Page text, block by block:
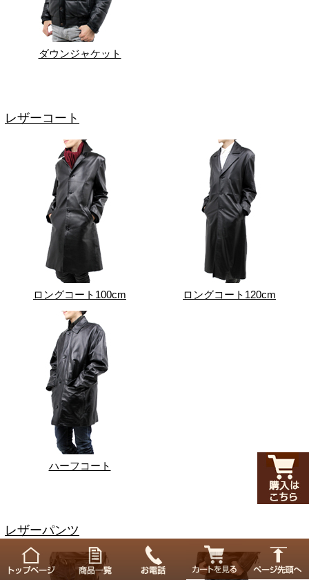
ダウンジャケット
レザーコート
ロングコート100cm ロングコート120cm
ハーフコート
レザーパンツ